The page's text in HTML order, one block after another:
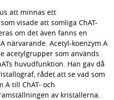
att minnas ett
visade att somliga ChAT-
om det även fanns en
närvarande. Acetyl-koenzym A
acetylgrupper som används
huvudfunktion. Han gav då
rådet att se vad som
A till ChAT- och
av kristallerna.